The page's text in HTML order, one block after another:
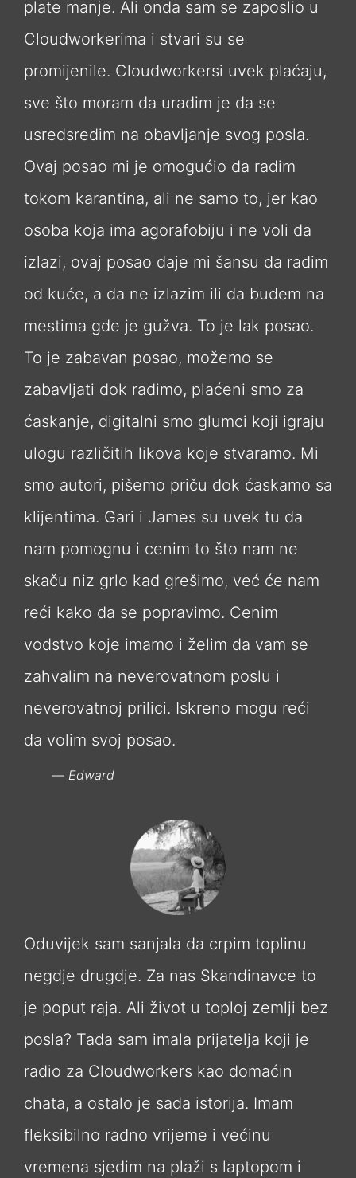
plate manje. Ali onda sam se zaposlio u
Cloudworkerima i stvari su se
promijenile. Cloudworkersi uvek plaćaju,
sve što moram da uradim je da se
usredsredim na obavljanje svog posla.
Ovaj posao mi je omogućio da radim
tokom karantina, ali ne samo to, jer kao
osoba koja ima agorafobiju i ne voli da
izlazi, ovaj posao daje mi šansu da radim
od kuće, a da ne izlazim ili da budem na
mestima gde je gužva. To je lak posao.
To je zabavan posao, možemo se
zabavljati dok radimo, plaćeni smo za
ćaskanje, digitalni smo glumci koji igraju
ulogu različitih likova koje stvaramo. Mi
smo autori, pišemo priču dok ćaskamo sa
klijentima. Gari i James su uvek tu da
nam pomognu i cenim to što nam ne
skaču niz grlo kad grešimo, već će nam
reći kako da se popravimo. Cenim
vođstvo koje imamo i želim da vam se
zahvalim na neverovatnom poslu i
neverovatnoj prilici. Iskreno mogu reći
da volim svoj posao.
Edward
Oduvijek sam sanjala da crpim toplinu
negdje drugdje. Za nas Skandinavce to
je poput raja. Ali život u toploj zemlji bez
posla? Tada sam imala prijatelja koji je
radio za Cloudworkers kao domaćin
chata, a ostalo je sada istorija. Imam
fleksibilno radno vrijeme i većinu
vremena sjedim na plaži s laptopom i